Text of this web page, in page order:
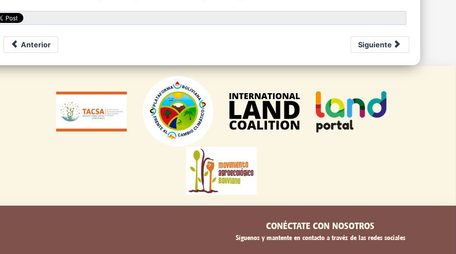
Anterior Siguiente
CONÉCTATE CON NOSOTROS
Síguenos y mantente en contacto a travéz de las redes sociales